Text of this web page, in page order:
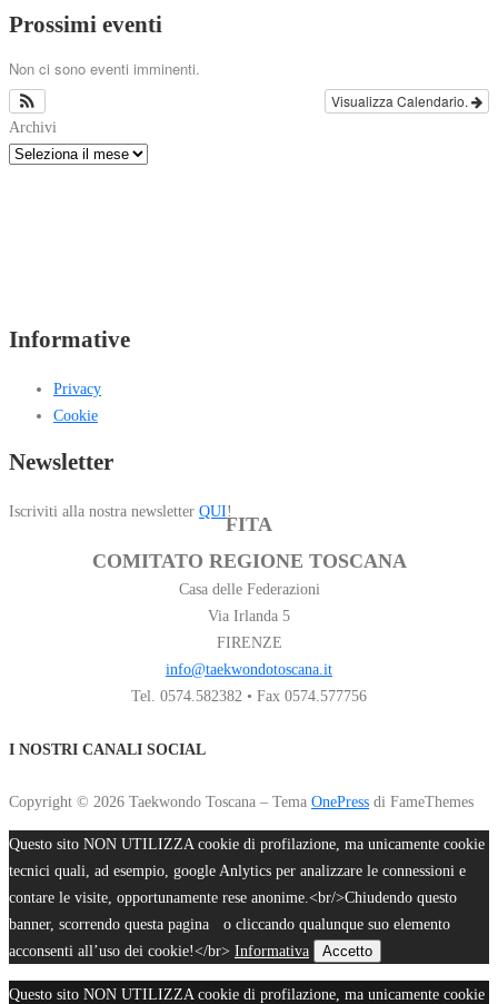
Prossimi eventi
Non ci sono eventi imminenti.
Visualizza Calendario.
Archivi
Informative
Privacy
Cookie
Newsletter
Iscriviti alla nostra newsletter QUI!
FITA
COMITATO REGIONE TOSCANA
Casa delle Federazioni
Via Irlanda 5
FIRENZE
info@taekwondotoscana.it
Tel. 0574.582382 • Fax 0574.577756
I NOSTRI CANALI SOCIAL
Copyright © 2026 Taekwondo Toscana – Tema OnePress di FameThemes
Questo sito NON UTILIZZA cookie di profilazione, ma unicamente cookie
tecnici quali, ad esempio, google Anlytics per analizzare le connessioni e
contare le visite, opportunamente rese anonime.<br/>Chiudendo questo
banner, scorrendo questa pagina o cliccando qualunque suo elemento
acconsenti all’uso dei cookie!</br> Informativa Accetto
Questo sito NON UTILIZZA cookie di profilazione, ma unicamente cookie